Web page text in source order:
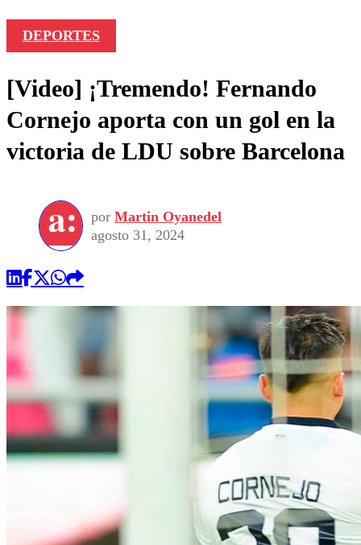
DEPORTES
[Video] ¡Tremendo! Fernando
Cornejo aporta con un gol en la
victoria de LDU sobre Barcelona
por Martin Oyanedel
agosto 31, 2024